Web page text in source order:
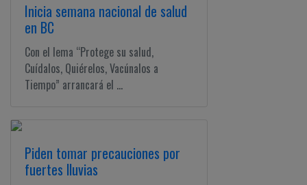
Inicia semana nacional de salud
en BC
Con el lema “Protege su salud,
Cuídalos, Quiérelos, Vacúnalos a
Tiempo” arrancará el ...
Piden tomar precauciones por
fuertes lluvias